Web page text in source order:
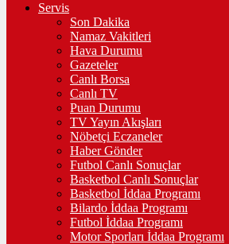
Servis
Son Dakika
Namaz Vakitleri
Hava Durumu
Gazeteler
Canlı Borsa
Canlı TV
Puan Durumu
TV Yayın Akışları
Nöbetçi Eczaneler
Haber Gönder
Futbol Canlı Sonuçlar
Basketbol Canlı Sonuçlar
Basketbol İddaa Programı
Bilardo İddaa Programı
Futbol İddaa Programı
Motor Sporları İddaa Programı